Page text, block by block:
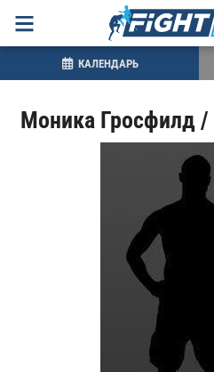
Моника Гросфилд /
КАЛЕНДАРЬ